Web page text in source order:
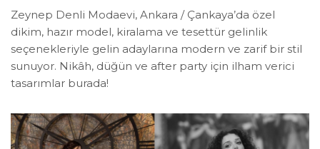
Zeynep Denli Modaevi, Ankara / Çankaya’da özel
dikim, hazır model, kiralama ve tesettür gelinlik
seçenekleriyle gelin adaylarına modern ve zarif bir stil
sunuyor. Nikâh, düğün ve after party için ilham verici
tasarımlar burada!